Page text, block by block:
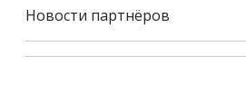
Новости партнёров